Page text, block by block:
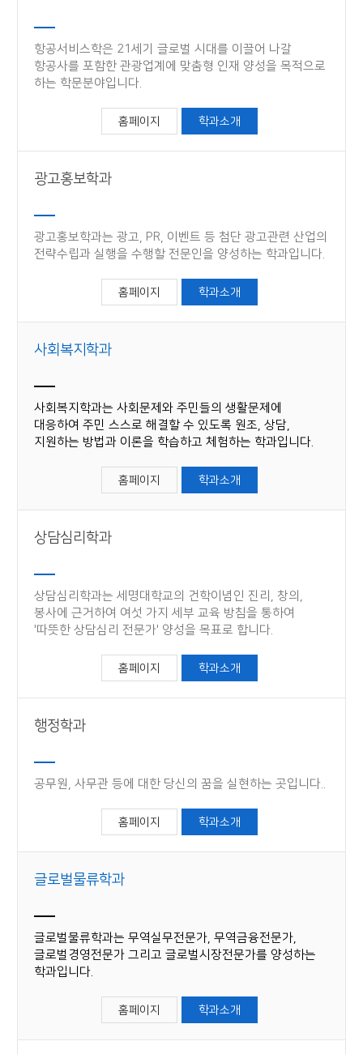
항공서비스학은 21세기 글로벌 시대를 이끌어 나갈
항공사를 포함한 관광업계에 맞춤형 인재 양성을 목적으로
하는 학문분야입니다.
홈페이지 학과소개
광고홍보학과
광고홍보학과는 광고, PR, 이벤트 등 첨단 광고관련 산업의
전략수립과 실행을 수행할 전문인을 양성하는 학과입니다.
홈페이지 학과소개
사회복지학과
사회복지학과는 사회문제와 주민들의 생활문제에
대응하여 주민 스스로 해결할 수 있도록 원조, 상담,
지원하는 방법과 이론을 학습하고 체험하는 학과입니다.
홈페이지 학과소개
상담심리학과
상담심리학과는 세명대학교의 건학이념인 진리, 창의,
봉사에 근거하여 여섯 가지 세부 교육 방침을 통하여
'따뜻한 상담심리 전문가' 양성을 목표로 합니다.
홈페이지 학과소개
행정학과
공무원, 사무관 등에 대한 당신의 꿈을 실현하는 곳​입니다.​.
홈페이지 학과소개
글로벌물류학과
글로벌물류학과는 무역실무전문가, 무역금융전문가,
글로벌경영전문가 그리고 글로벌시장전문가를 양성하는
학과입니다.
홈페이지 학과소개